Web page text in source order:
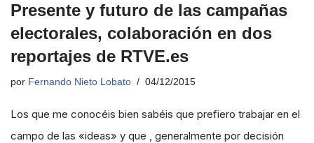
Presente y futuro de las campañas
electorales, colaboración en dos
reportajes de RTVE.es
por Fernando Nieto Lobato 04/12/2015
Los que me conocéis bien sabéis que prefiero trabajar en el
campo de las «ideas» y que , generalmente por decisión